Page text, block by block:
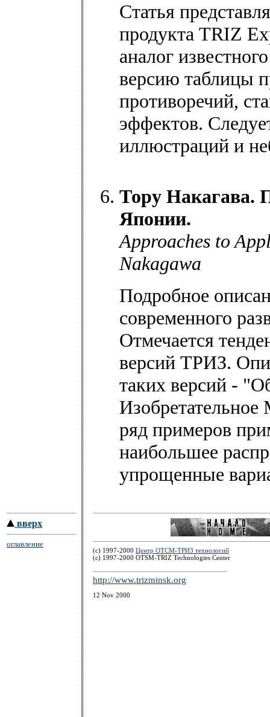
Статья
продукта TRIZ
аналог
версию таблицы
противоречий,
эффектов.
иллюстраций и
Тору Накагава.
Японии.
Approaches to
Nakagawa
Подробное
современного
Отмечается
версий ТРИЗ.
таких версий -
ряд примеров
наибольшее
упрощенные
вверх
оглавление
(c) 1997-2000 Центр ОТСМ-ТРИЗ технологий
(с) 1997-2000 OTSM-TRIZ Technologies Center
http://www.trizminsk.org
12 Nov 2000